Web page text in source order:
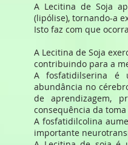
A Lecitina de Soja
(lipólise), tornando-a
Isto faz com que
A Lecitina de Soja
contribuindo para a
A fosfatidilserina é
abundância no
de aprendizagem,
consequência da
A fosfatidilcolina
importante